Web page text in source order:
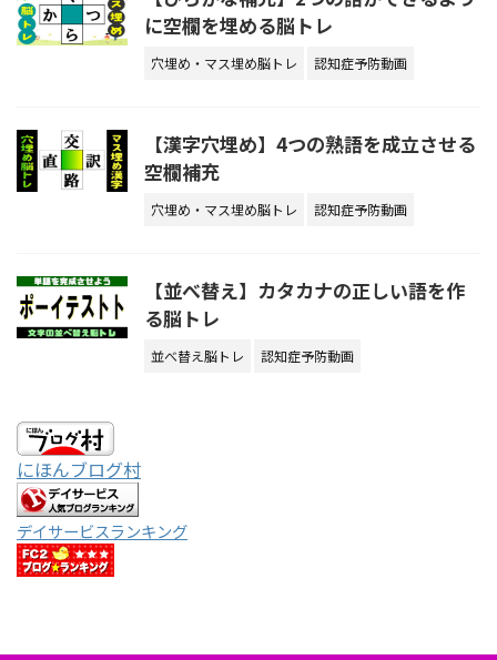
に空欄を埋める脳トレ
穴埋め・マス埋め脳トレ 認知症予防動画
【漢字穴埋め】4つの熟語を成立させる
空欄補充
穴埋め・マス埋め脳トレ 認知症予防動画
【並べ替え】カタカナの正しい語を作
る脳トレ
並べ替え脳トレ 認知症予防動画
にほんブログ村
デイサービスランキング